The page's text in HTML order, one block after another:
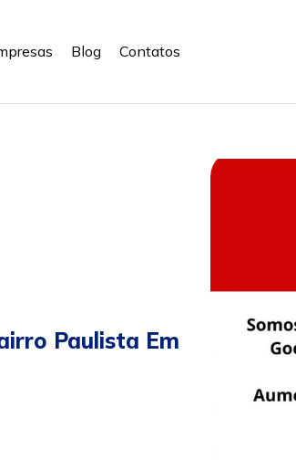
Blog Contatos
Paulista Em